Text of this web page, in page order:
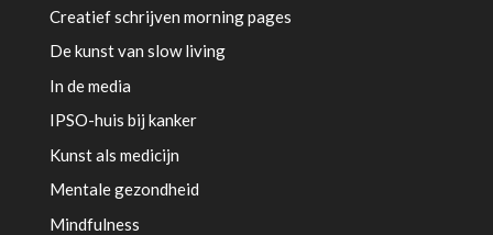
Creatief schrijven morning pages
De kunst van slow living
In de media
IPSO-huis bij kanker
Kunst als medicijn
Mentale gezondheid
Mindfulness